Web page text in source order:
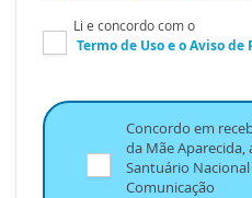
Li e concordo com o
Termo de Usoe oAviso de
Concordo em
da Mãe
Santuário
Comunicação